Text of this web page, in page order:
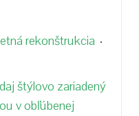
rekonštrukcia
štýlovo zariadený
v obľúbenej